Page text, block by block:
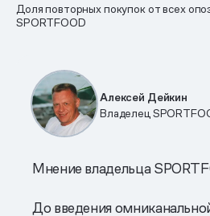
Доля повторных покупок от всех
SPORTFOOD
Алексей Дейкин
Владелец
Мнение владельца
До введения